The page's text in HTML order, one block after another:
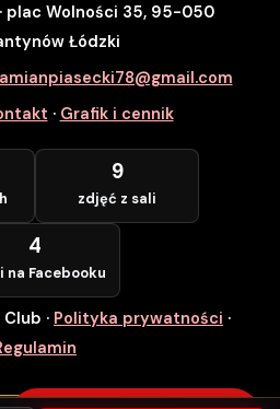
zajęcia
WCHODZĘ ZA
· plac Wolności 35, 95-050
Łódzki
· Grafik i cennik
9
zdjęć z sali
4
na Facebooku
· Polityka prywatności ·